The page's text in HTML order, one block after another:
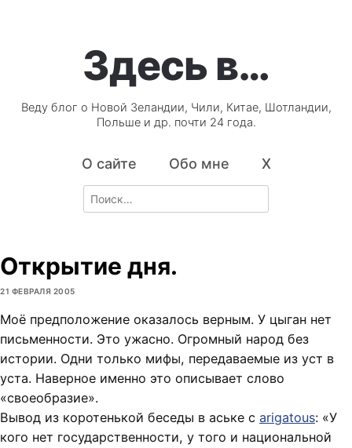
Здесь в…
Веду блог о Новой Зеландии, Чили, Китае, Шотландии,
Польше и др. почти 24 года.
О сайте Обо мне X
Search
for:
Открытие дня.
21 ФЕВРАЛЯ 2005
Моё предположение оказалось верным. У цыган нет
письменности. Это ужасно. Огромный народ без
истории. Одни только мифы, передаваемые из уст в
уста. Наверное именно это описывает слово
«своеобразие».
Вывод из коротенькой беседы в аське с arigatous: «У
кого нет государственности, у того и национальной